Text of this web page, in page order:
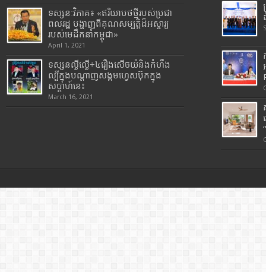
ទស្សនៈវិភាគ៖ «ឥរិយាបថថ្មីរបស់ប្រជា
ពលរដ្ឋ បង្ហាញពីគុណសម្បត្តិដ៏អស្ចារ្យ
របស់មេដឹកនាំកម្ពុជា»
April 1, 2021
ទស្សនល្ងីល្ងើ÷៤រឿងសើចយំនិងកំហឹង
ល្បីក្នុងបណ្តាញសង្គមហ្វេសប៊ុកក្នុង
សប្តាហ៍នេះ
March 16, 2021